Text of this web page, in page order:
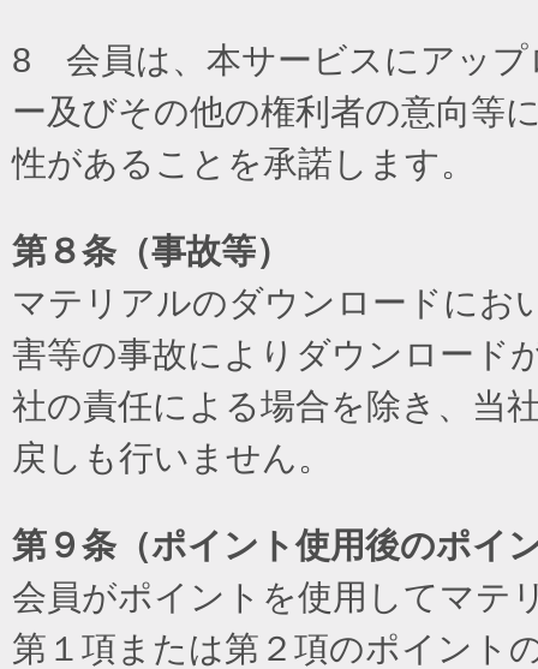
8 会員は、本サービスにアップ
ー及びその他の権利者の意向等
性があることを承諾します。
第８条（事故等）
マテリアルのダウンロードにお
害等の事故によりダウンロード
社の責任による場合を除き、当
戻しも行いません。
第９条（ポイント使用後のポイ
会員がポイントを使用してマテ
第１項または第２項のポイント